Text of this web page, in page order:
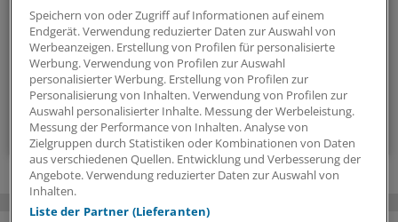
Hintergründen und einem Blick auf Themen, die die Agenda
bestimmen.
14-tägig, donnerstags
Zum Abonnieren bitte anmelden
Speichern von oder Zugriff auf Informationen auf einem
Endgerät. Verwendung reduzierter Daten zur Auswahl von
Werbeanzeigen. Erstellung von Profilen für personalisierte
Werbung. Verwendung von Profilen zur Auswahl
personalisierter Werbung. Erstellung von Profilen zur
Personalisierung von Inhalten. Verwendung von Profilen zur
Auswahl personalisierter Inhalte. Messung der Werbeleistung.
Messung der Performance von Inhalten. Analyse von
Zielgruppen durch Statistiken oder Kombinationen von Daten
aus verschiedenen Quellen. Entwicklung und Verbesserung der
Angebote. Verwendung reduzierter Daten zur Auswahl von
Inhalten.
Liste der Partner (Lieferanten)